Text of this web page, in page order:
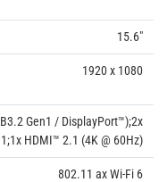
15.6"
1920 x 1080
Gen1 / DisplayPort™);2x
HDMI™ 2.1 (4K @ 60Hz)
802.11 ax Wi-Fi 6